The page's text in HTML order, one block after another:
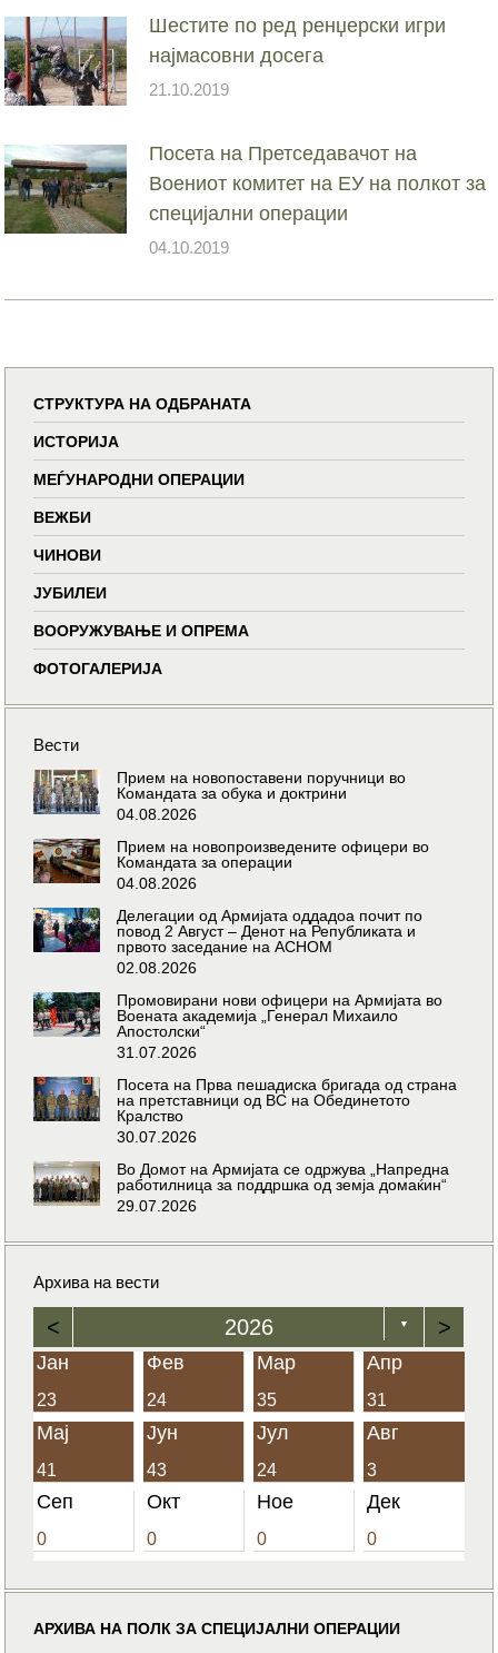
Шестите по ред ренџерски игри
најмасовни досега
21.10.2019
Посета на Претседавачот на
Воениот комитет на ЕУ на полкот за
специјални операции
04.10.2019
СТРУКТУРА НА ОДБРАНАТА
ИСТОРИЈА
МЕЃУНАРОДНИ ОПЕРАЦИИ
ВЕЖБИ
ЧИНОВИ
ЈУБИЛЕИ
ВООРУЖУВАЊЕ И ОПРЕМА
ФОТОГАЛЕРИЈА
Вести
Прием на новопоставени поручници во
Командата за обука и доктрини
04.08.2026
Прием на новопроизведените офицери во
Командата за операции
04.08.2026
Делегации од Армијата оддадоа почит по
повод 2 Август – Денот на Републиката и
првото заседание на АСНОМ
02.08.2026
Промовирани нови офицери на Армијата во
Воената академија „Генерал Михаило
Апостолски“
31.07.2026
Посета на Прва пешадиска бригада од страна
на претставници од ВС на Обединетото
Кралство
30.07.2026
Во Домот на Армијата се одржува „Напредна
работилница за поддршка од земја домаќин“
29.07.2026
Архива на вести
< 2026 ▼ >
Јан
23
Фев
24
Мар
35
Апр
31
Мај
41
Јун
43
Јул
24
Авг
3
Сеп
0
Окт
0
Ное
0
Дек
0
АРХИВА НА ПОЛК ЗА СПЕЦИЈАЛНИ ОПЕРАЦИИ